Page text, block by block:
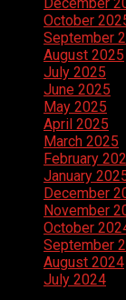
October
September
August 2025
July 2025
June 2025
May 2025
April 2025
March 2025
February
January
December
November
October
September
August 2024
July 2024